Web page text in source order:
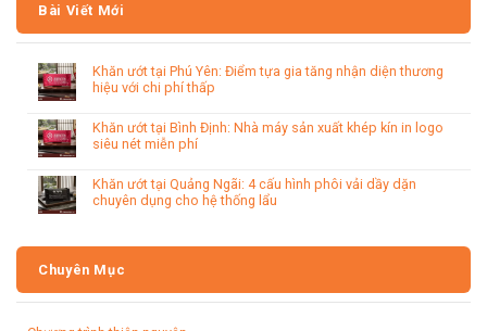
Bài Viết Mới
Khăn ướt tại Phú Yên: Điểm tựa gia tăng nhận diện thương
hiệu với chi phí thấp
Khăn ướt tại Bình Định: Nhà máy sản xuất khép kín in logo
siêu nét miễn phí
Khăn ướt tại Quảng Ngãi: 4 cấu hình phôi vải dầy dặn
chuyên dụng cho hệ thống lẩu
Chuyên Mục